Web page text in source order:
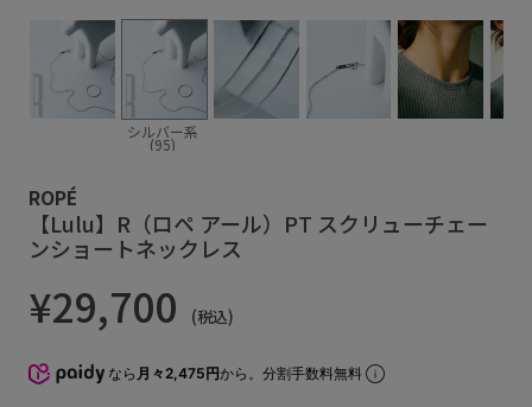
シルバー系
(95)
ROPÉ
【Lulu】R（ロペ アール）PT スクリューチェー
ンショートネックレス
¥29,700 (税込)
なら 月々2,475円から。分割手数料無料